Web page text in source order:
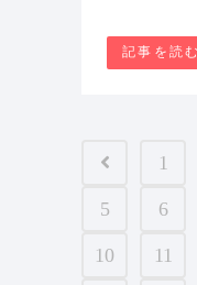
記事を読む
1
5 6
10 11